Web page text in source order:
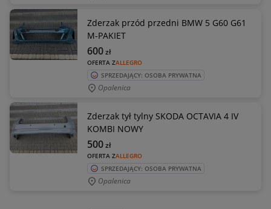
Zderzak przód przedni BMW 5 G60 G61
M-PAKIET
OFERTA ZALLEGRO
600zł
SPRZEDAJĄCY: OSOBA PRYWATNA
Opalenica
Zderzak tył tylny SKODA OCTAVIA 4 IV
KOMBI NOWY
OFERTA ZALLEGRO
500zł
SPRZEDAJĄCY: OSOBA PRYWATNA
Opalenica